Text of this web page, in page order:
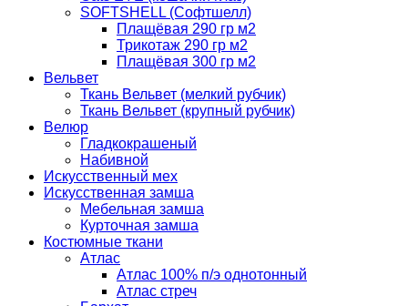
SOFTSHELL (Софтшелл)
Плащёвая 290 гр м2
Трикотаж 290 гр м2
Плащёвая 300 гр м2
Вельвет
Ткань Вельвет (мелкий рубчик)
Ткань Вельвет (крупный рубчик)
Велюр
Гладкокрашеный
Набивной
Искусственный мех
Искусственная замша
Мебельная замша
Курточная замша
Костюмные ткани
Атлас
Атлас 100% п/э однотонный
Атлас стреч